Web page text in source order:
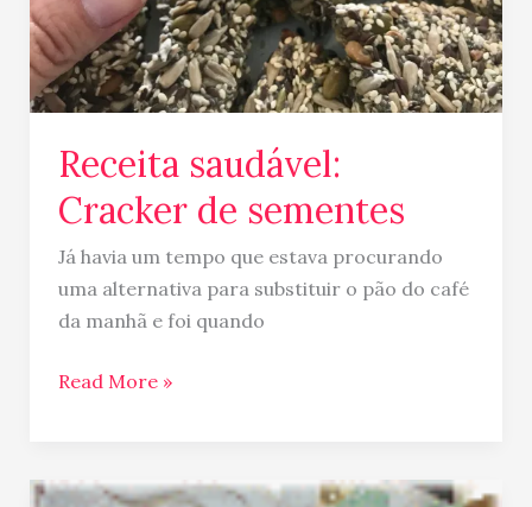
Receita saudável:
Cracker de sementes
Já havia um tempo que estava procurando
uma alternativa para substituir o pão do café
da manhã e foi quando
Read More »
Receita: